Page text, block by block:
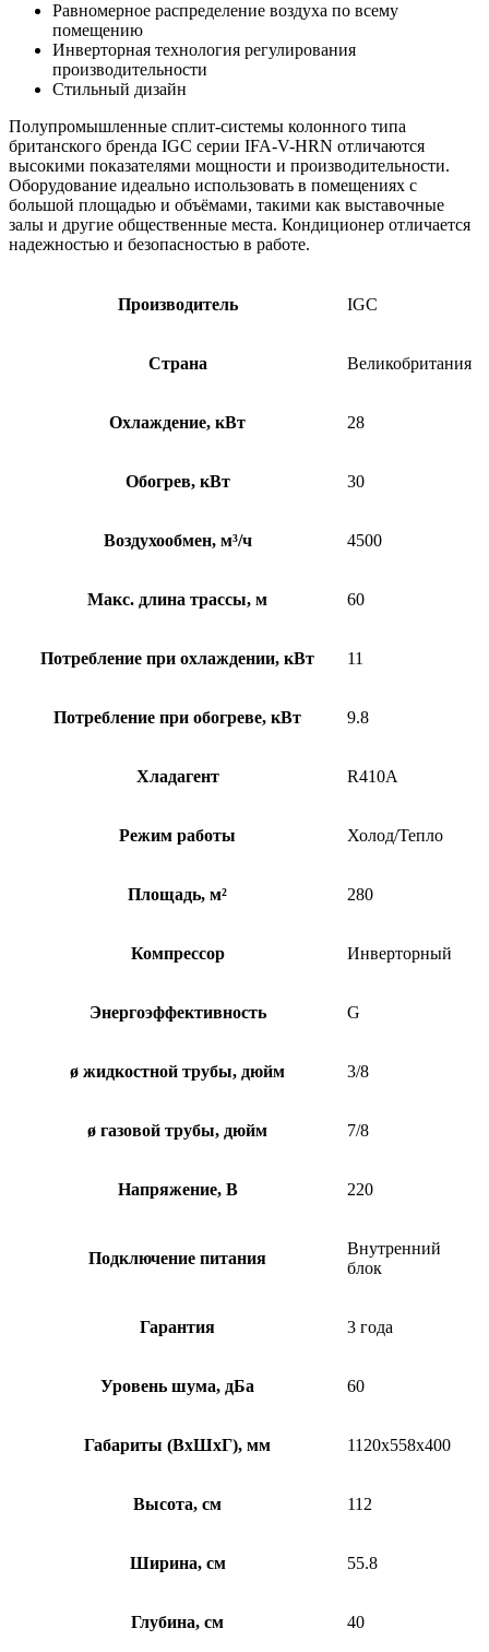
Равномерное распределение воздуха по всему
помещению
Инверторная технология регулирования
производительности
Стильный дизайн
Полупромышленные сплит-системы колонного типа
британского бренда IGC серии IFA-V-HRN отличаются
высокими показателями мощности и производительности.
Оборудование идеально использовать в помещениях с
большой площадью и объёмами, такими как выставочные
залы и другие общественные места. Кондиционер отличается
надежностью и безопасностью в работе.
Производитель IGC
Страна Великобритания
Охлаждение, кВт 28
Обогрев, кВт 30
Воздухообмен, м³/ч 4500
Макс. длина трассы, м 60
Потребление при охлаждении, кВт 11
Потребление при обогреве, кВт 9.8
Хладагент R410A
Режим работы Холод/Тепло
Площадь, м² 280
Компрессор Инверторный
Энергоэффективность G
ø жидкостной трубы, дюйм 3/8
ø газовой трубы, дюйм 7/8
Напряжение, В 220
Подключение питания
Внутренний
блок
Гарантия 3 года
Уровень шума, дБа 60
Габариты (ВхШхГ), мм 1120x558x400
Высота, см 112
Ширина, см 55.8
Глубина, см 40